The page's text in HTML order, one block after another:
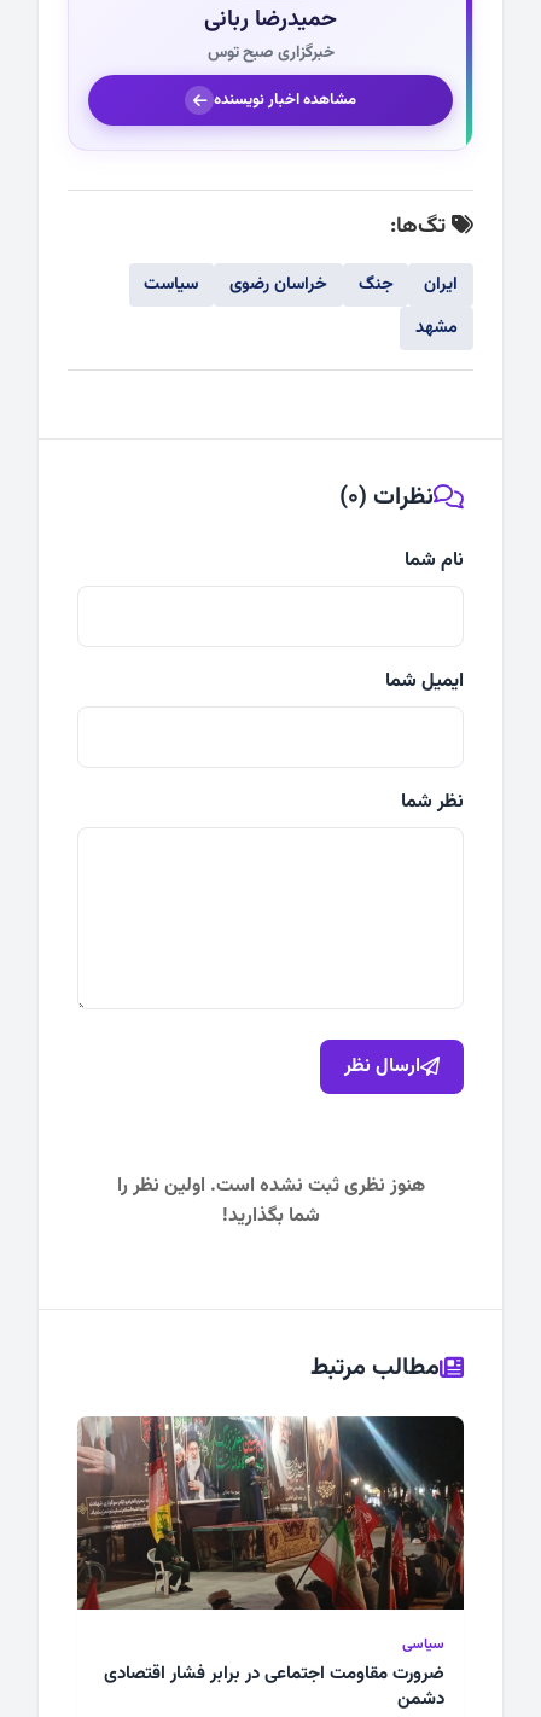
حمیدرضا ربانی
خبرگزاری صبح توس
مشاهده اخبار نویسنده
تگ‌ها:
ایران جنگ خراسان رضوی
سیاست
مشهد
نظرات (0)
نام شما
ایمیل شما
نظر شما
ارسال نظر
هنوز نظری ثبت نشده است. اولین نظر را
شما بگذارید!
مطالب مرتبط
سیاسی
ضرورت مقاومت اجتماعی در برابر فشار اقتصادی
دشمن